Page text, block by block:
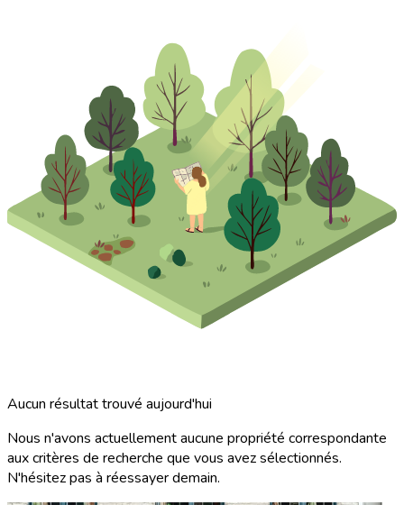
Aucun résultat trouvé aujourd'hui
Nous n'avons actuellement aucune propriété correspondante
aux critères de recherche que vous avez sélectionnés.
N'hésitez pas à réessayer demain.